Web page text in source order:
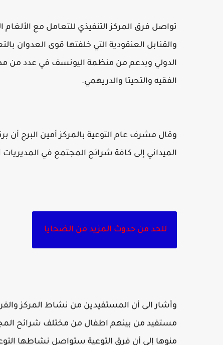
تواصل فرق المركز التنفيذي للتعامل مع الألغام
والقنابل العنقودية التي خلفتها قوى العدوان
الدولي وبدعم من منظمة اليونسف في عدد من
الفقيه والتحيتا والدريهمي.
وقال مشرف عام التوعية بالمركز أمين البرح
الميداني إلى كافة شرائح المجتمع في المديريات
للحد من حدوث المزيد من الضحايا
مستفيد من بينهم اطفال من مختلف شرائح
منوها إلى أن فرق التوعية ستواصل نشاطها